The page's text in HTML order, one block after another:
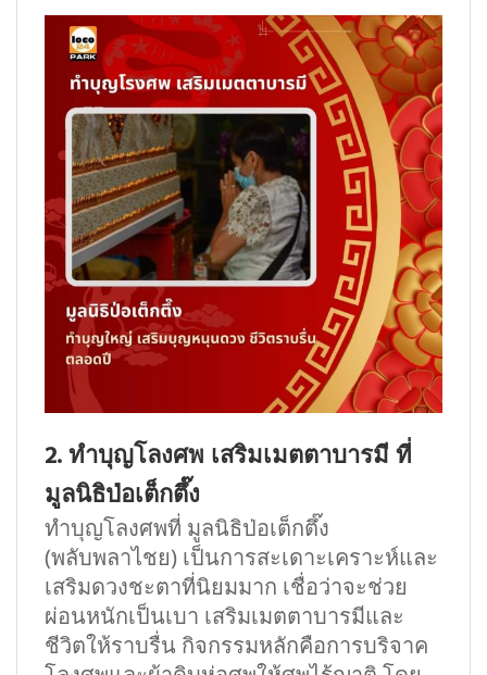
2. ทำบุญโลงศพ เสริมเมตตาบารมี ที่
มูลนิธิป่อเต็กตึ๊ง
ทำบุญโลงศพที่ มูลนิธิป่อเต็กตึ๊ง
(พลับพลาไชย) เป็นการสะเดาะเคราะห์และ
เสริมดวงชะตาที่นิยมมาก เชื่อว่าจะช่วย
ผ่อนหนักเป็นเบา เสริมเมตตาบารมีและ
ชีวิตให้ราบรื่น กิจกรรมหลักคือการบริจาค